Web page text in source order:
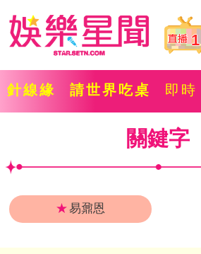
1
針線緣 請世界吃桌 即時
關鍵字
★易鼐恩